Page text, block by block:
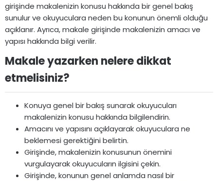
girişinde makalenizin konusu hakkında bir genel bakış
sunulur ve okuyuculara neden bu konunun önemli olduğu
açıklanır. Ayrıca, makale girişinde makalenizin amacı ve
yapısı hakkında bilgi verilir.
Makale yazarken nelere dikkat
etmelisiniz?​
Konuya genel bir bakış sunarak okuyucuları
makalenizin konusu hakkında bilgilendirin.
Amacını ve yapısını açıklayarak okuyuculara ne
beklemesi gerektiğini belirtin.
Girişinde, makalenizin konusunun önemini
vurgulayarak okuyucuların ilgisini çekin.
Girişinde, konunun genel anlamda nasıl bir